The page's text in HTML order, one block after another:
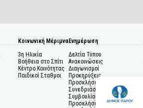
Κοινωνική Μέριμνα
3η Ηλικία
Βοήθεια στο Σπίτι
Κέντρο Κοινότητας
Παιδικοί Σταθμοι
Ενημέρωση
Δελτία Τύπου
Ανακοινώσεις
Διαγωνισμοί
Προκηρύξεις
Προσκλήσεις σε
Συνεδριάσεις Δημοτικού
Συμβουλίου
Προσκλήσεις σε